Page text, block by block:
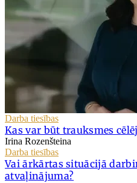
Darba tiesības
Kas var būt trauksmes
Irina Rozenšteina
Darba tiesības
Vai ārkārtas situācijā
atvaļinājuma?